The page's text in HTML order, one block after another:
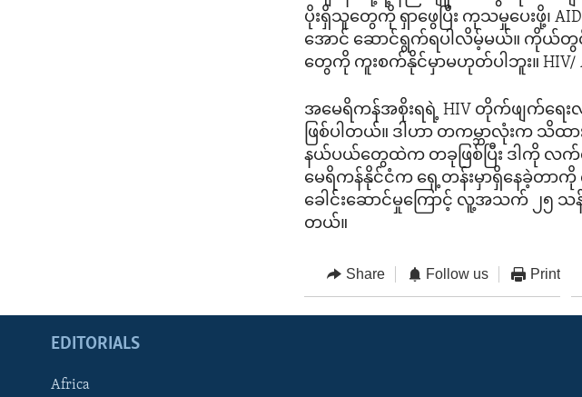
ပိုးရှိသူတွေကို ရှာဖွေပြီး ကုသမှုပေးဖို့၊
အောင် ဆောင်ရွက်ရပါလိမ့်မယ်။ ကိုယ်တွ
တွေကို ကူးစက်နိုင်မှာမဟုတ်ပါဘူး။ HIV/
အမေရိကန်အစိုးရရဲ့ HIV တိုက်ဖျက်ရေး
ဖြစ်ပါတယ်။ ဒါဟာ တကမ္ဘာလုံးက သိထာ
နယ်ပယ်တွေထဲက တခုဖြစ်ပြီး ဒါကို လက်
မေရိကန်နိုင်ငံက ရှေ့တန်းမှာရှိနေခဲ့တ
ခေါင်းဆောင်မှုကြောင့် လူ့အသက် ၂
တယ်။
Share Follow us Print
EDITORIALS
Africa